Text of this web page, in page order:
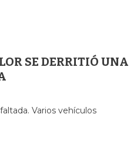
SE DERRITIÓ UNA
Varios vehículos